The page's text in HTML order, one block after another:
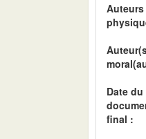
Auteurs
Date du
final :